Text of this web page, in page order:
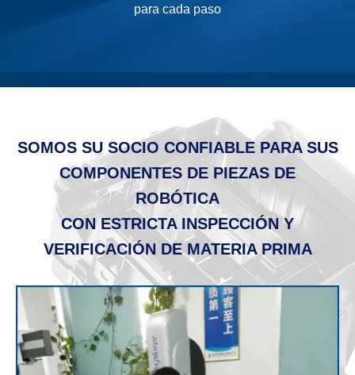
para cada paso
SOMOS SU SOCIO CONFIABLE PARA SUS
COMPONENTES DE PIEZAS DE
ROBÓTICA
CON ESTRICTA INSPECCIÓN Y
VERIFICACIÓN DE MATERIA PRIMA